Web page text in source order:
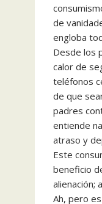
de
engloba
Desde los
calor de
teléfonos
de que
padres
entiende
atraso y
Este
beneficio
alienación;
Ah, pero